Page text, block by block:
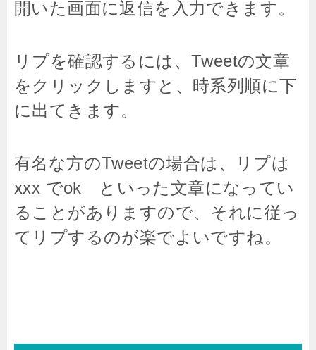
開いた画面に返信を入力できます。
リプを確認するには、Tweetの文章
をクリックしますと、時系列順に下
に出てきます。
有名な方のTweetの場合は、リプは
xxx でok といった文章になってい
ることがありますので、それに従っ
てリプするのが楽でよいですね。